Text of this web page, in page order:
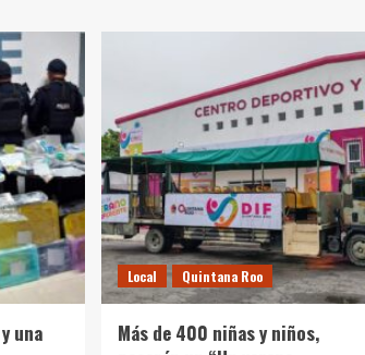
una
Local Quintana Roo
Más de 400 niñas y niños,